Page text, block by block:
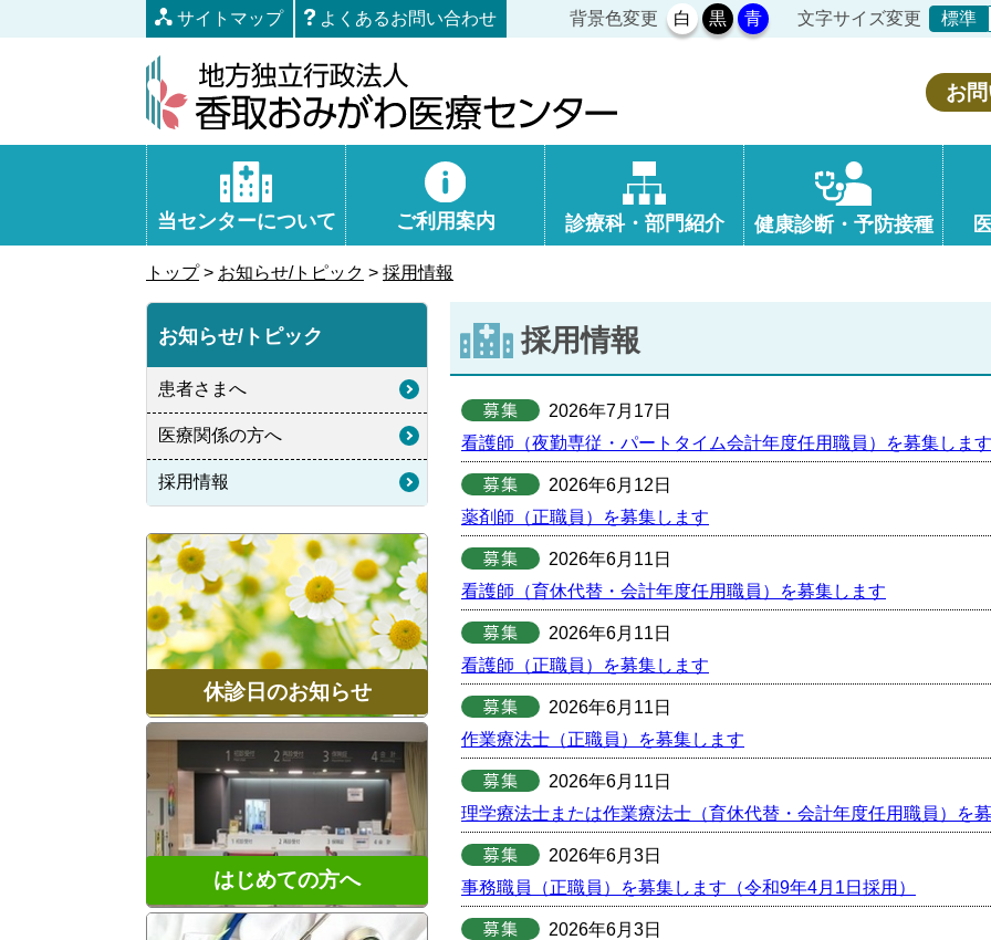
文
サイトマップ よくあるお問い合わせ 背景色変更 白 黒 青 文字サイズ変更 標準
お
当センターについて ご利用案内 診療科・部門紹介 健康診断・予防接種
トップ> お知らせ/トピック > 採用情報
採用情報
2026年7月17日
看護師（夜勤専従・パートタイム会計年度任用職員）を募集します
2026年6月12日
薬剤師（正職員）を募集します
2026年6月11日
看護師（育休代替・会計年度任用職員）を募集します
2026年6月11日
看護師（正職員）を募集します
2026年6月11日
作業療法士（正職員）を募集します
2026年6月11日
理学療法士または作業療法士（育休代替・会計年度任用職員）を
2026年6月3日
事務職員（正職員）を募集します（令和9年4月1日採用）
2026年6月3日
お知らせ/トピック
患者さまへ
医療関係の方へ
採用情報
休診日のお知らせ
はじめての方へ